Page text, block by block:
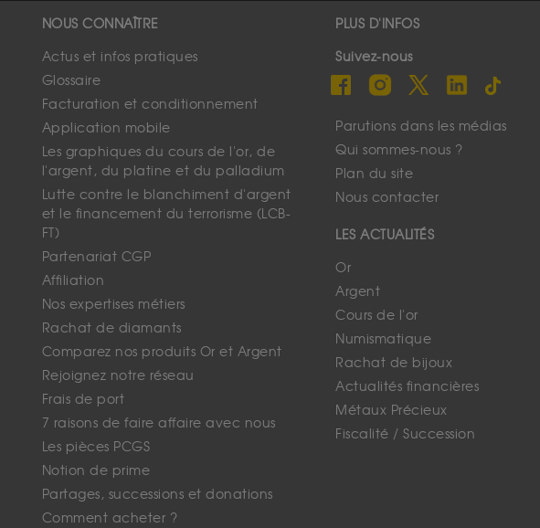
NOUS CONNAÎTRE
Actus et infos pratiques
Glossaire
Facturation et conditionnement
Application mobile
Les graphiques du cours de l'or, de
l'argent, du platine et du palladium
Lutte contre le blanchiment d'argent
et le financement du terrorisme (LCB-
FT)
Partenariat CGP
Affiliation
Nos expertises métiers
Rachat de diamants
Comparez nos produits Or et Argent
Rejoignez notre réseau
Frais de port
7 raisons de faire affaire avec nous
Les pièces PCGS
Notion de prime
Partages, successions et donations
Comment acheter ?
PLUS D'INFOS
Suivez-nous
Parutions dans les médias
Qui sommes-nous ?
Plan du site
Nous contacter
LES ACTUALITÉS
Or
Argent
Cours de l'or
Numismatique
Rachat de bijoux
Actualités financières
Métaux Précieux
Fiscalité / Succession